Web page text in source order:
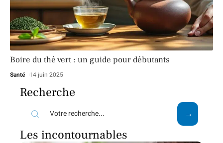
Boire du thé vert : un guide pour débutants
Santé 14 juin 2025
Recherche
Les incontournables